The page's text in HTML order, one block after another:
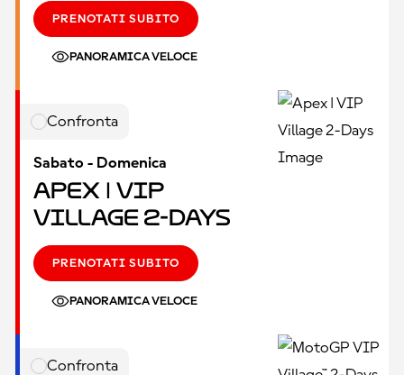
PRENOTATI SUBITO
PANORAMICA VELOCE
Confronta
Sabato - Domenica
Apex | VIP
Village 2-Days
PRENOTATI SUBITO
PANORAMICA VELOCE
Confronta